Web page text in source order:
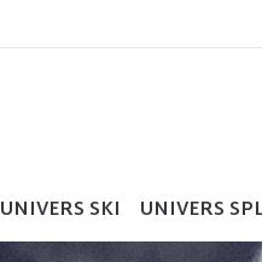
UNIVERS SKI UNIVERS